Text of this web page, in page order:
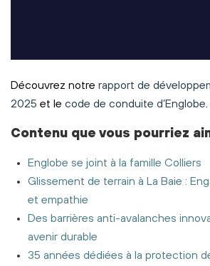
Découvrez notre rapport de
2025 et le code de conduite d’Englobe.
Contenu que vous pourriez
Englobe se joint à la famille Colliers
Glissement de terrain à La Baie :
et empathie
Des barrières anti-avalanches
avenir durable
35 années dédiées à la protection